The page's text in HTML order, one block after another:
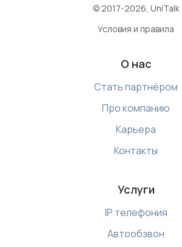
© 2017-2026, UniTalk
Условия и правила
О нас
Стать партнёром
Про компанию
Карьера
Контакты
Услуги
IP телефония
Автообзвон